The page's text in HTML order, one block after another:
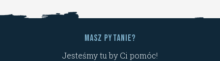
Masz pytanie?
Jesteśmy tu by Ci pomóc!